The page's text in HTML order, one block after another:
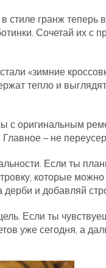
гранж теперь
Сочетай их с
«зимние
тепло и
с оригинальным
– не
Если ты
которые
и добавляй
Если ты
уже сегодня, а